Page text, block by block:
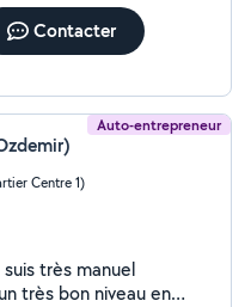
Contacter
Auto-entrepreneur
Centre 1)
très bon niveau en